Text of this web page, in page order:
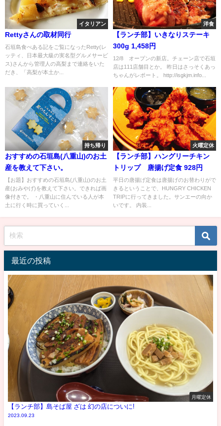
イタリアン
Rettyさんの取材同行
石垣島食べある記をご覧になったRetty(レ
ッティ、日本最大級の実名型グルメサービ
ス)さんから管理人の高梨まで連絡をいた
だき、「高梨が本土か...
洋食
【ランチ部】いきなりステーキ
300g 1,458円
12/8 オープンの新店。チェーン店で石垣
店は111店舗目とか。 昨日はさっそくあっ
ちゃんがレポート。 http://isgkjm.info...
持ち帰り
おすすめの石垣島(八重山)のお土
産を教えて下さい。
【お題】おすすめの石垣島(八重山)のお土
産(おみやげ)を教えて下さい。できれば画
像付きで。 ・八重山に住んでいる人が本
土に行く時に買っていく...
火曜定休
【ランチ部】ハングリーチキン
トリップ 唐揚げ定食 928円
平日の唐揚げ定食は唐揚げのお替わりがで
きるということで、HUNGRY CHICKEN
TRIPに行ってきました。サンエーの向か
いです。 内装...
最近の投稿
月曜定休
【ランチ部】島そば屋 ざは 幻の店についに!
2023.09.23